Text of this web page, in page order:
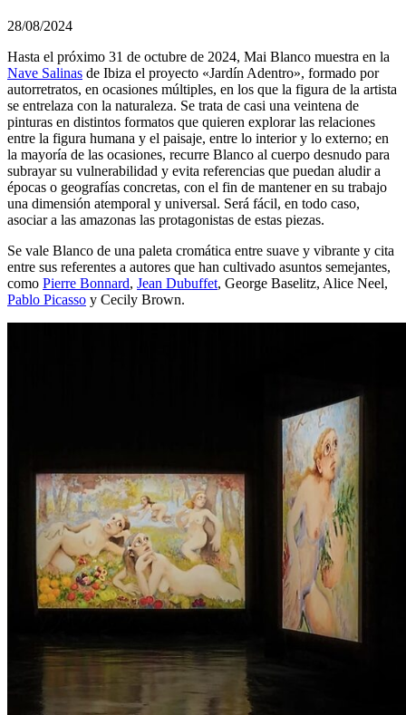
28/08/2024
Hasta el próximo 31 de octubre de 2024, Mai Blanco muestra en la
Nave Salinas de Ibiza el proyecto «Jardín Adentro», formado por
autorretratos, en ocasiones múltiples, en los que la figura de la artista
se entrelaza con la naturaleza. Se trata de casi una veintena de
pinturas en distintos formatos que quieren explorar las relaciones
entre la figura humana y el paisaje, entre lo interior y lo externo; en
la mayoría de las ocasiones, recurre Blanco al cuerpo desnudo para
subrayar su vulnerabilidad y evita referencias que puedan aludir a
épocas o geografías concretas, con el fin de mantener en su trabajo
una dimensión atemporal y universal. Será fácil, en todo caso,
asociar a las amazonas las protagonistas de estas piezas.
Se vale Blanco de una paleta cromática entre suave y vibrante y cita
entre sus referentes a autores que han cultivado asuntos semejantes,
como Pierre Bonnard, Jean Dubuffet, George Baselitz, Alice Neel,
Pablo Picasso y Cecily Brown.​